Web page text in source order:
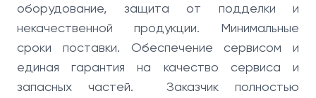
оборудование, защита от подделки и
некачественной продукции. Минимальные
сроки поставки. Обеспечение сервисом и
единая гарантия на качество сервиса и
запасных частей. Заказчик полностью